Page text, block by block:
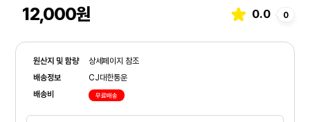
12,000원 0.0 0
원산지 및 함량
상세페이지 참조
배송정보
CJ대한통운
배송비
무료배송